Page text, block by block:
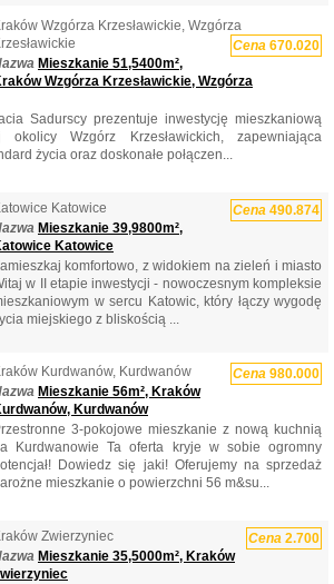
Wzgórza Krzesławickie, Wzgórza
Cena 670.020
Mieszkanie 51,5400m²,
Wzgórza Krzesławickie, Wzgórza
Sadurscy prezentuje inwestycję mieszkaniową
Wzgórz Krzesławickich, zapewniająca
życia oraz doskonałe połączen...
Katowice Cena 490.874
Mieszkanie 39,9800m²,
Katowice
komfortowo, z widokiem na zieleń i miasto
w II etapie inwestycji - nowoczesnym kompleksie
w sercu Katowic, który łączy wygodę
miejskiego z bliskością ...
Kurdwanów, Kurdwanów Cena 980.000
Mieszkanie 56m², Kraków
Kurdwanów
3-pokojowe mieszkanie z nową kuchnią
Kurdwanowie Ta oferta kryje w sobie ogromny
Dowiedz się jaki! Oferujemy na sprzedaż
mieszkanie o powierzchni 56 m&su...
Zwierzyniec Cena 2.700
Mieszkanie 35,5000m², Kraków